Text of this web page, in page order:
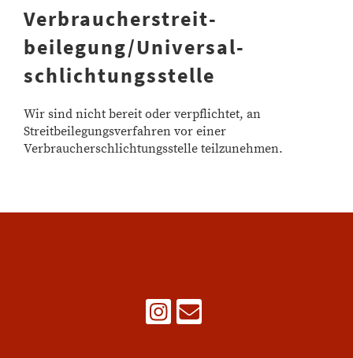
Verbraucher­streit­
beilegung/Universal­
schlichtungs­stelle
Wir sind nicht bereit oder verpflichtet, an
Streitbeilegungsverfahren vor einer
Verbraucherschlichtungsstelle teilzunehmen.